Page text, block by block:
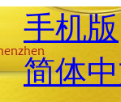
手机版
简体